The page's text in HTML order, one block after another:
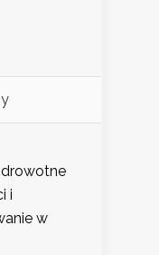
i
w